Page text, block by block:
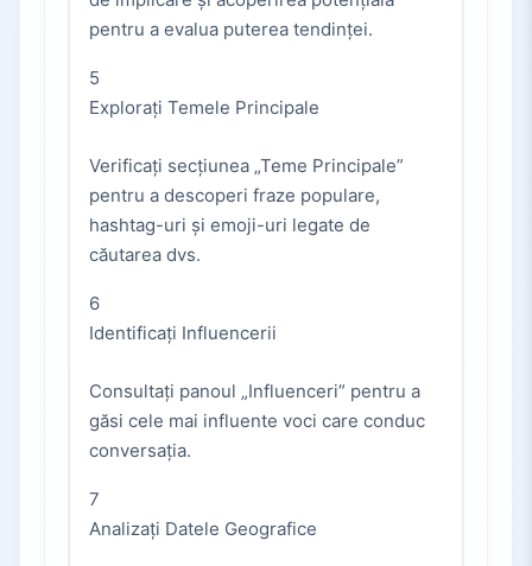
pentru a evalua puterea tendinței.
5
Explorați Temele Principale
Verificați secțiunea „Teme Principale”
pentru a descoperi fraze populare,
hashtag-uri și emoji-uri legate de
căutarea dvs.
6
Identificați Influencerii
Consultați panoul „Influenceri” pentru a
găsi cele mai influente voci care conduc
conversația.
7
Analizați Datele Geografice